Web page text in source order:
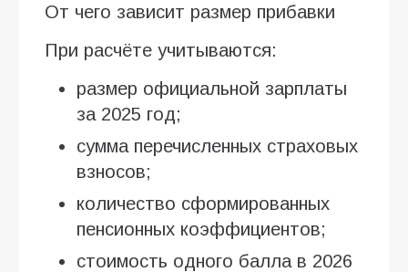
От чего зависит размер прибавки
При расчёте учитываются:
размер официальной зарплаты
за 2025 год;
сумма перечисленных страховых
взносов;
количество сформированных
пенсионных коэффициентов;
стоимость одного балла в 2026